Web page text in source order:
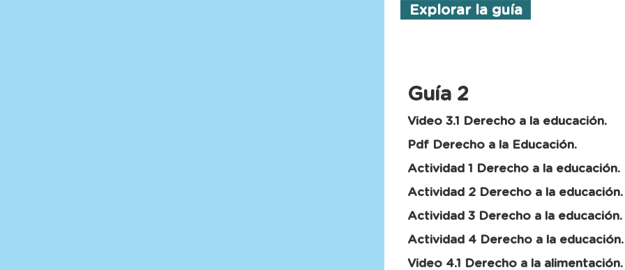
Explorar la guía
Guía 2
Video 3.1 Derecho a la educación.
Pdf Derecho a la Educación.
Actividad 1 Derecho a la educación.
Actividad 2 Derecho a la educación.
Actividad 3 Derecho a la educación.
Actividad 4 Derecho a la educación.
Video 4.1 Derecho a la alimentación.